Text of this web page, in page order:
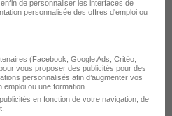
- 12,41 € / heure
il y a 4 jours
de personnaliser les interfaces de
personnalisée des offres d'emploi ou
(Facebook, Google Ads , Critéo,
vous proposer des publicités pour des
personnalisés afin d’augmenter vos
ou une formation.
en fonction de votre navigation, de